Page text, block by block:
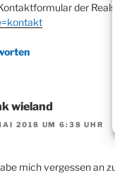
der
wieland
2018 UM 6:38 UHR
mich vergessen an